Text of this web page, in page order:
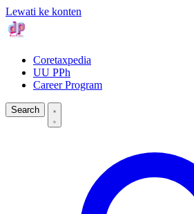
Lewati ke konten
Coretaxpedia
UU PPh
Career Program
Search